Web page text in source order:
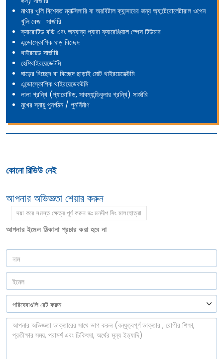
মাথার খুলি বিশেষত ম্যাক্সিলারি বা অরবিটাল ক্যান্সারের জন্য অ্যান্টেরোলেটারাল ওপেন
খুলি বেজ সার্জারি
ক্যারোটিড বডি এবং অন্যান্য প্যারা ফ্যারেঞ্জিয়াল স্পেস টিউমার
এন্ডোস্কোপিক ঘাড় বিচ্ছেদ
থাইরয়েড সার্জারি
হেমিথাইরয়েডেক্টমি
ঘাড়ের বিচ্ছেদ বা বিচ্ছেদ ছাড়াই মোট থাইরয়েডেক্টমি
এন্ডোস্কোপিক থাইরয়েডেকটমি
লালা গ্রন্থি (প্যারোটিড, সাবম্যান্ডিবুলার গ্রন্থি) সার্জারি
মুখের স্নায়ু পুনর্গঠন / পুনর্নির্মাণ
কোনো রিভিউ নেই
আপনার অভিজ্ঞতা শেয়ার করুন
দয়া করে সমস্ত ক্ষেত্র পূর্ণ করুন ডঃ মনদীপ সিং মালহোত্রা
আপনার ইমেল ঠিকানা প্রচার করা হবে না